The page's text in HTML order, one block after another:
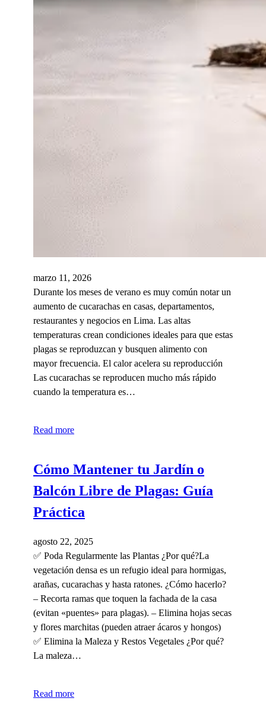
marzo 11, 2026
Durante los meses de verano es muy común notar un
aumento de cucarachas en casas, departamentos,
restaurantes y negocios en Lima. Las altas
temperaturas crean condiciones ideales para que estas
plagas se reproduzcan y busquen alimento con
mayor frecuencia. El calor acelera su reproducción
Las cucarachas se reproducen mucho más rápido
cuando la temperatura es…
Read more
Cómo Mantener tu Jardín o
Balcón Libre de Plagas: Guía
Práctica
agosto 22, 2025
✅ Poda Regularmente las Plantas ¿Por qué?La
vegetación densa es un refugio ideal para hormigas,
arañas, cucarachas y hasta ratones. ¿Cómo hacerlo?
– Recorta ramas que toquen la fachada de la casa
(evitan «puentes» para plagas). – Elimina hojas secas
y flores marchitas (pueden atraer ácaros y hongos)
✅ Elimina la Maleza y Restos Vegetales ¿Por qué?
La maleza…
Read more